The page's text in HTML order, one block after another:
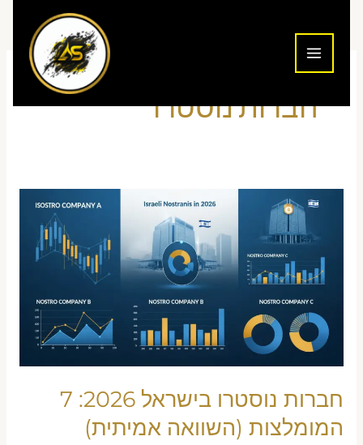
חברות נוסטרו
חברות נוסטרו בישראל 2026: 7
המומלצות (השוואה אמיתית)
חברות
בישראל
המומלצות
(השוואה
אמיתית)